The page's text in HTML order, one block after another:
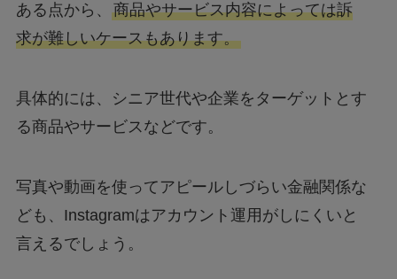
ある点から、 商品やサービス内容によっては訴
求が難しいケースもあります。
具体的には、シニア世代や企業をターゲットとす
る商品やサービスなどです。
写真や動画を使ってアピールしづらい金融関係な
ども、Instagramはアカウント運用がしにくいと
言えるでしょう。